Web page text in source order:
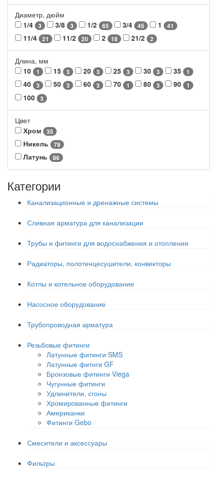
Диаметр, дюйм
1/4
3 3/8 3 1/2 65 3/4 45 1 41
11/4 21 11/2 20 2 18 21/2 2
Длина, мм
10
1 15 3 20 3 25 3 30 3 35 1
40 3 50 3 60 3 70 1 80 3 90 1
100 3
Цвет
Хром
35
Никель 78
Латунь 86
Категории
Канализационные и дренажные системы
Сливная арматура для канализации
Трубы и фитинги для водоснабжения и отопления
Радиаторы, полотенцесушители, конвекторы
Котлы и котельное оборудование
Насосное оборудование
Трубопроводная арматура
Резьбовые фитинги
Латунные фитинги SMS
Латунные фитнги GF
Бронзовые фитинги Viega
Чугунные фитинги
Удлинители, сгоны
Хромированные фитинги
Американки
Фитинги Gebo
Смесители и аксессуары
Фильтры